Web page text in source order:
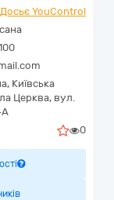
Досьє YouControl
, Київська
Церква, вул.
А
0